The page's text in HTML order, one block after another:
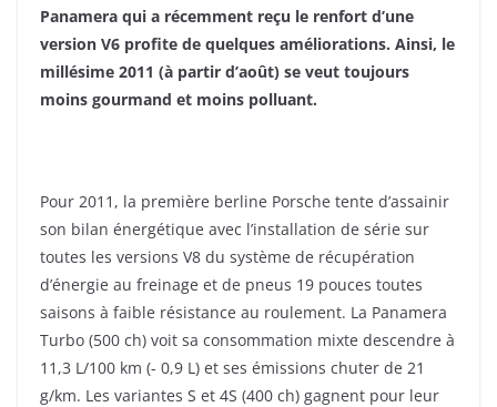
Panamera qui a récemment reçu le renfort d’une
version V6 profite de quelques améliorations. Ainsi, le
millésime 2011 (à partir d’août) se veut toujours
moins gourmand et moins polluant.
Pour 2011, la première berline Porsche tente d’assainir
son bilan énergétique avec l’installation de série sur
toutes les versions V8 du système de récupération
d’énergie au freinage et de pneus 19 pouces toutes
saisons à faible résistance au roulement. La Panamera
Turbo (500 ch) voit sa consommation mixte descendre à
11,3 L/100 km (- 0,9 L) et ses émissions chuter de 21
g/km. Les variantes S et 4S (400 ch) gagnent pour leur